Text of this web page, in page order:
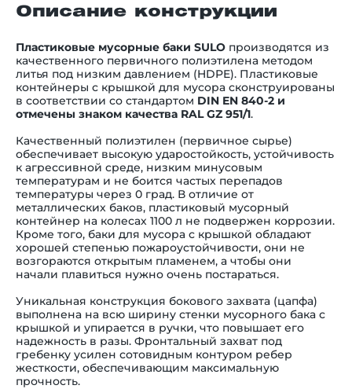
Описание конструкции
Пластиковые мусорные баки SULO производятся из
качественного первичного полиэтилена методом
литья под низким давлением (HDPE). Пластиковые
контейнеры с крышкой для мусора сконструированы
в соответствии со стандартом DIN EN 840-2 и
отмечены знаком качества RAL GZ 951/1.
Качественный полиэтилен (первичное сырье)
обеспечивает высокую ударостойкость, устойчивость
к агрессивной среде, низким минусовым
температурам и не боится частых перепадов
температуры через 0 град. В отличие от
металлических баков, пластиковый мусорный
контейнер на колесах 1100 л не подвержен коррозии.
Кроме того, баки для мусора с крышкой обладают
хорошей степенью пожароустойчивости, они не
возгораются открытым пламенем, а чтобы они
начали плавиться нужно очень постараться.
Уникальная конструкция бокового захвата (цапфа)
выполнена на всю ширину стенки мусорного бака с
крышкой и упирается в ручки, что повышает его
надежность в разы. Фронтальный захват под
гребенку усилен сотовидным контуром ребер
жесткости, обеспечивающим максимальную
прочность.